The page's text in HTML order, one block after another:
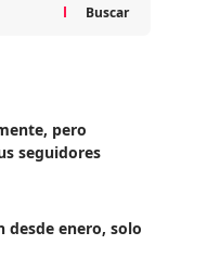
Buscar
pero
seguidores
desde enero, solo